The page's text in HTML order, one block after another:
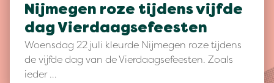
Nijmegen roze tijdens vijfde
dag Vierdaagsefeesten
Woensdag 22 juli kleurde Nijmegen roze tijdens
de vijfde dag van de Vierdaagsefeesten. Zoals
ieder …